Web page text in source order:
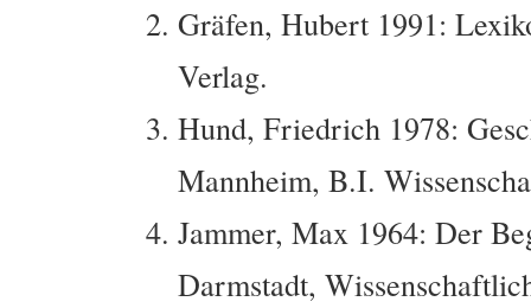
Gräfen, Hubert 1991:
Verlag.
Hund, Friedrich 1978:
Mannheim, B.I.
Jammer, Max 1964: Der
Darmstadt,